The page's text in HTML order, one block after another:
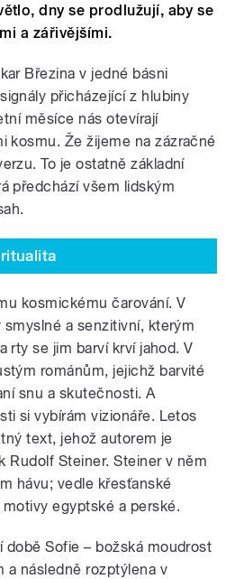
dny se prodlužují, aby se
a zářivějšími.
Březina v jedné básni
přicházející z hlubiny
měsíce nás otevírají
kosmu. Že žijeme na zázračné
To je ostatně základní
předchází všem lidským
kosmickému čarování. V
a senzitivní, kterým
rty se jim barví krví jahod. V
románům, jejichž barvité
snu a skutečnosti. A
si vybírám vizionáře. Letos
text, jehož autorem je
Rudolf Steiner. Steiner v něm
hávu; vedle křesťanské
egyptské a perské.
době Sofie – božská moudrost
a následně rozptýlena v